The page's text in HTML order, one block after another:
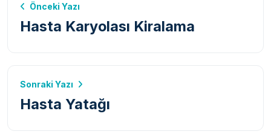
Önceki Yazı
Hasta Karyolası Kiralama
Sonraki Yazı
Hasta Yatağı